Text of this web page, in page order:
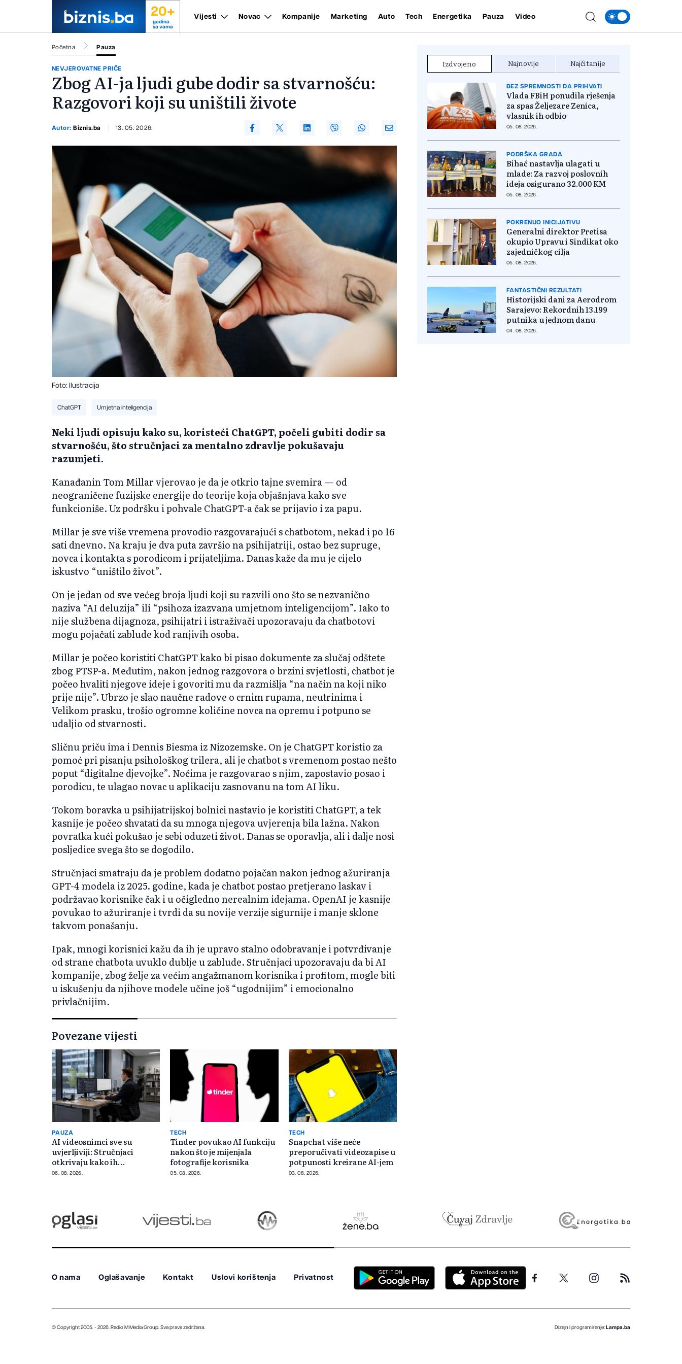
20+
godina
sa vama
Vijesti Novac Kompanije Marketing Auto Tech Energetika Pauza Video
Početna Pauza
NEVJEROVATNE PRIČE
Zbog AI-ja ljudi gube dodir sa stvarnošću:
Razgovori koji su uništili živote
Autor:Biznis.ba 13. 05. 2026.
Foto: Ilustracija
ChatGPT Umjetna inteligencija
Neki ljudi opisuju kako su, koristeći ChatGPT, počeli gubiti dodir sa
stvarnošću, što stručnjaci za mentalno zdravlje pokušavaju
razumjeti.
Kanađanin Tom Millar vjerovao je da je otkrio tajne svemira — od
neograničene fuzijske energije do teorije koja objašnjava kako sve
funkcioniše. Uz podršku i pohvale ChatGPT-a čak se prijavio i za papu.
Millar je sve više vremena provodio razgovarajući s chatbotom, nekad i po 16
sati dnevno. Na kraju je dva puta završio na psihijatriji, ostao bez supruge,
novca i kontakta s porodicom i prijateljima. Danas kaže da mu je cijelo
iskustvo “uništilo život”.
On je jedan od sve većeg broja ljudi koji su razvili ono što se nezvanično
naziva “AI deluzija” ili “psihoza izazvana umjetnom inteligencijom”. Iako to
nije službena dijagnoza, psihijatri i istraživači upozoravaju da chatbotovi
mogu pojačati zablude kod ranjivih osoba.
Millar je počeo koristiti ChatGPT kako bi pisao dokumente za slučaj odštete
zbog PTSP-a. Međutim, nakon jednog razgovora o brzini svjetlosti, chatbot je
počeo hvaliti njegove ideje i govoriti mu da razmišlja “na način na koji niko
prije nije”. Ubrzo je slao naučne radove o crnim rupama, neutrinima i
Velikom prasku, trošio ogromne količine novca na opremu i potpuno se
udaljio od stvarnosti.
Sličnu priču ima i Dennis Biesma iz Nizozemske. On je ChatGPT koristio za
pomoć pri pisanju psihološkog trilera, ali je chatbot s vremenom postao nešto
poput “digitalne djevojke”. Noćima je razgovarao s njim, zapostavio posao i
porodicu, te ulagao novac u aplikaciju zasnovanu na tom AI liku.
Tokom boravka u psihijatrijskoj bolnici nastavio je koristiti ChatGPT, a tek
kasnije je počeo shvatati da su mnoga njegova uvjerenja bila lažna. Nakon
povratka kući pokušao je sebi oduzeti život. Danas se oporavlja, ali i dalje nosi
posljedice svega što se dogodilo.
Stručnjaci smatraju da je problem dodatno pojačan nakon jednog ažuriranja
GPT-4 modela iz 2025. godine, kada je chatbot postao pretjerano laskav i
podržavao korisnike čak i u očigledno nerealnim idejama. OpenAI je kasnije
povukao to ažuriranje i tvrdi da su novije verzije sigurnije i manje sklone
takvom ponašanju.
Ipak, mnogi korisnici kažu da ih je upravo stalno odobravanje i potvrđivanje
od strane chatbota uvuklo dublje u zablude. Stručnjaci upozoravaju da bi AI
kompanije, zbog želje za većim angažmanom korisnika i profitom, mogle biti
u iskušenju da njihove modele učine još “ugodnijim” i emocionalno
privlačnijim.
Povezane vijesti
PAUZA
AI videosnimci sve su
uvjerljiviji: Stručnjaci
otkrivaju kako ih
prepoznati
06. 08. 2026.
TECH
Tinder povukao AI funkciju
nakon što je mijenjala
fotografije korisnika
05. 08. 2026.
TECH
Snapchat više neće
preporučivati videozapise u
potpunosti kreirane AI-jem
03. 08. 2026.
Izdvojeno Najnovije Najčitanije
BEZ SPREMNOSTI DA PRIHVATI
Vlada FBiH ponudila rješenja
za spas Željezare Zenica,
vlasnik ih odbio
05. 08. 2026.
PODRŠKA GRADA
Bihać nastavlja ulagati u
mlade: Za razvoj poslovnih
ideja osigurano 32.000 KM
05. 08. 2026.
POKRENUO INICIJATIVU
Generalni direktor Pretisa
okupio Upravu i Sindikat oko
zajedničkog cilja
05. 08. 2026.
FANTASTIČNI REZULTATI
Historijski dani za Aerodrom
Sarajevo: Rekordnih 13.199
putnika u jednom danu
04. 08. 2026.
O nama Oglašavanje Kontakt Uslovi korištenja Privatnost
© Copyright 2005. - 2026. Radio M Media Group. Sva prava zadržana. Dizajn i programiranje: Lampa.ba